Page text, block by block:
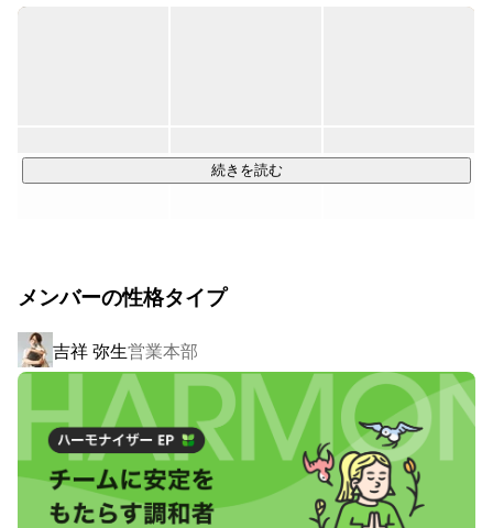
東京・福岡・大阪・名古屋・伊万里の計5拠点で仲間を募集中
・デジタルソリューション事業（DS）
現在、以下の職種にて募集中！
・WEBディレクター
・WEBデザイナー
・エンジニア
・IT事務
特にWEBディレクターの方は積極採用中です！
ブランディングに自信のある弊社では他社と同じような教育
続きを読む
メンバーの性格タイプ
吉祥 弥生営業本部